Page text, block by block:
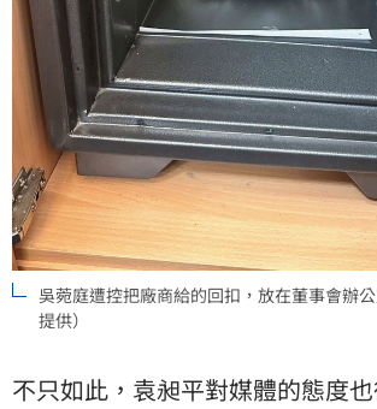
吳菀庭遭控把廠商給的回扣，放在董事會辦
提供）
不只如此，袁昶平對媒體的態度